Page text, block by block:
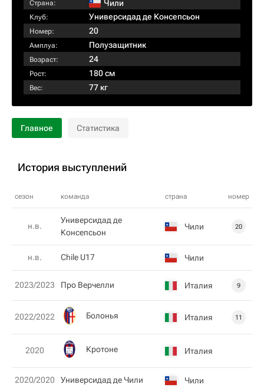
Страна: Чили
Клуб: Универсидад де Консепсьон
Номер: 20
Амплуа: Полузащитник
Возраст: 24
Рост: 180 см
Вес: 77 кг
Главное Статистика
История выступлений
сезон команда страна номер
н.в.
Универсидад де
Консепсьон
Чили 20
н.в. Chile U17 Чили
2023/2023 Про Верчелли Италия 9
2022/2022 Болонья Италия 11
2020 Кротоне Италия
2020/2020 Универсидад де Чили Чили